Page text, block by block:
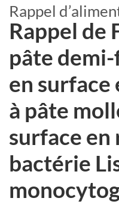
Rappel
Rappel de
pâte
en surface
à pâte
surface en
bactérie